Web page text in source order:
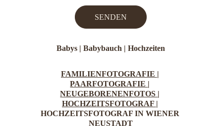
Babys | Babybauch | Hochzeiten
FAMILIENFOTOGRAFIE |
PAARFOTOGRAFIE |
NEUGEBORENENFOTOS |
HOCHZEITSFOTOGRAF |
HOCHZEITSFOTOGRAF IN WIENER
NEUSTADT
SENDEN